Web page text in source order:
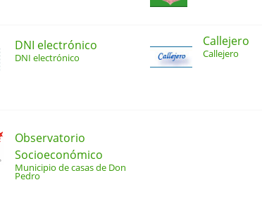
DNI electrónico
DNI electrónico
Callejero
Callejero
Observatorio
Socioeconómico
Municipio de casas de Don
Pedro